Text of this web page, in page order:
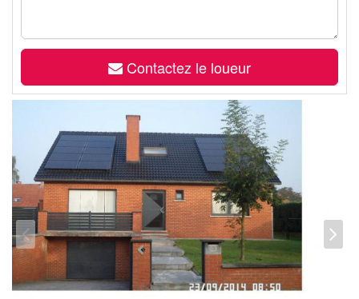
Contactez le loueur